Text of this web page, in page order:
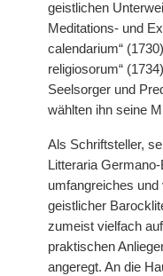
geistlichen
Meditations- und
calendarium“
religiosorum“
Seelsorger und
wählten ihn seine
Als Schriftsteller,
Litteraria
umfangreiches und
geistlicher
zumeist vielfach
praktischen
angeregt. An die